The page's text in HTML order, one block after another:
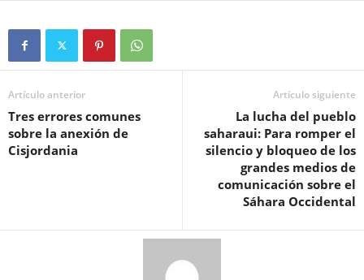
Artículo anterior
Tres errores comunes
sobre la anexión de
Cisjordania
Artículo siguiente
La lucha del pueblo
saharaui: Para romper el
silencio y bloqueo de los
grandes medios de
comunicación sobre el
Sáhara Occidental